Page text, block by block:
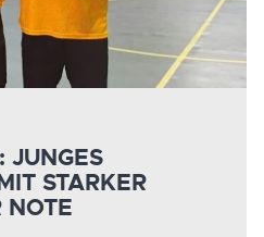
JUNGES
STARKER
NOTE